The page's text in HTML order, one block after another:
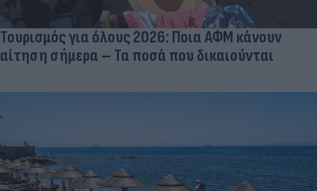
Τουρισμός για όλους 2026: Ποια ΑΦΜ κάνουν
αίτηση σήμερα – Τα ποσά που δικαιούνται